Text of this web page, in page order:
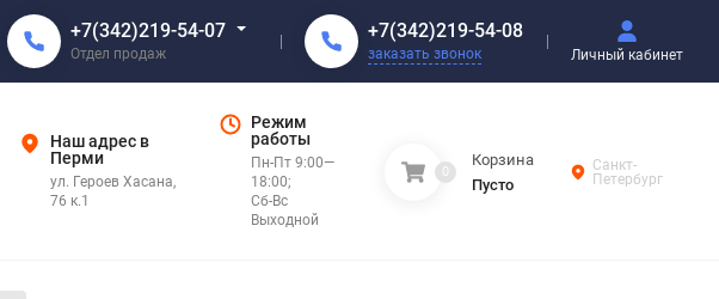
+7(342)219-54-07
Отдел продаж
+7(342)219-54-08
заказать звонок Личный кабинет
Наш адрес в
Перми
ул. Героев Хасана,
76 к.1
Режим
работы
Пн-Пт 9:00—
18:00;
Сб-Вс
Выходной
0
Корзина
Пусто
Санкт-
Петербург